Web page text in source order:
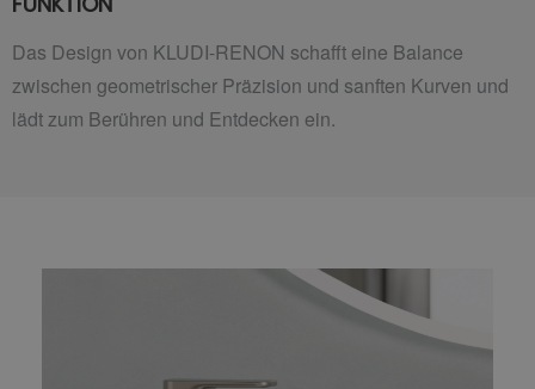
Das Design von KLUDI-RENON schafft eine Balance
zwischen geometrischer Präzision und sanften Kurven und
lädt zum Berühren und Entdecken ein.